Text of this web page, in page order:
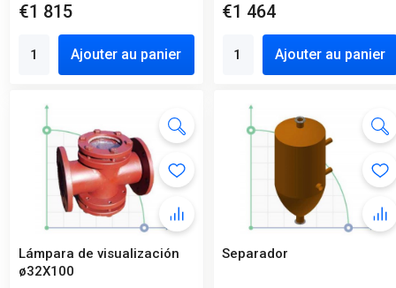
€1 815
Ajouter au panier
€1 464
Ajouter au panier
Lámpara de visualización
ø32X100
Separador